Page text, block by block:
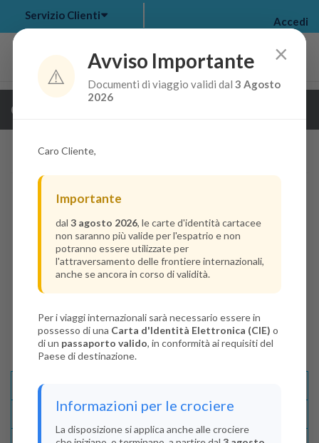
my bookings >
Servizio Clienti Accedi
Guarda i dettagli della crociera
Disponibilità
×
⚠️
Avviso Importante
Documenti di viaggio validi dal3 Agosto
2026
Caro Cliente,
Importante
dal 3 agosto 2026, le carte d'identità cartacee
non saranno più valide per l'espatrio e non
potranno essere utilizzate per
l'attraversamento delle frontiere internazionali,
anche se ancora in corso di validità.
Per i viaggi internazionali sarà necessario essere in
possesso di una Carta d'Identità Elettronica (CIE) o
di un passaporto valido, in conformità ai requisiti del
Paese di destinazione.
Informazioni per le crociere
La disposizione si applica anche alle crociere